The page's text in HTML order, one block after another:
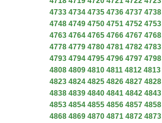
4733 4734 4735 4736 4737 4738
4748 4749 4750 4751 4752 4753
4763 4764 4765 4766 4767 4768
4778 4779 4780 4781 4782 4783
4793 4794 4795 4796 4797 4798
4808 4809 4810 4811 4812 4813
4823 4824 4825 4826 4827 4828
4838 4839 4840 4841 4842 4843
4853 4854 4855 4856 4857 4858
4868 4869 4870 4871 4872 4873